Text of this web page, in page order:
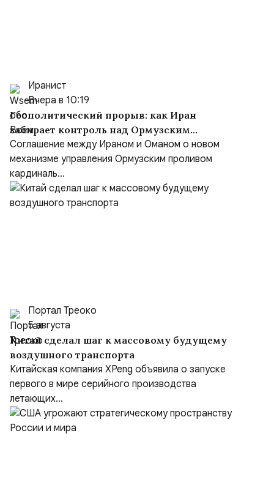
Иранист
Вчера в 10:19
Геополитический прорыв: как Иран
забирает контроль над Ормузским
проливом
Соглашение между Ираном и Оманом о новом
механизме управления Ормузским проливом
кардиналь...
Портал Треоко
5 августа
Китай сделал шаг к массовому будущему
воздушного транспорта
Китайская компания XPeng объявила о запуске
первого в мире серийного производства
летающих...